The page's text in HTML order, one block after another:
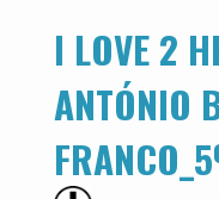
I LOVE 2
ANTÓNIO